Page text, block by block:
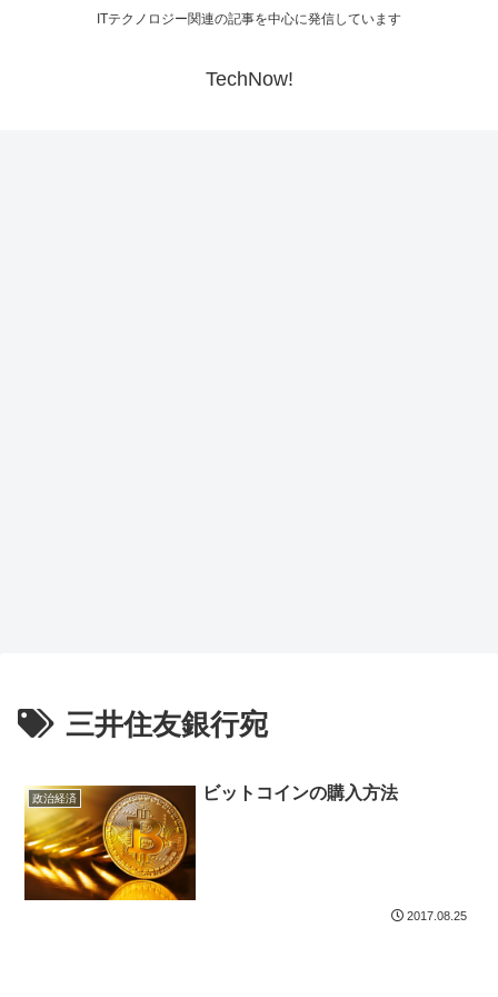
ITテクノロジー関連の記事を中心に発信しています
TechNow!
三井住友銀行宛
政治経済 ビットコインの購入方法
2017.08.25